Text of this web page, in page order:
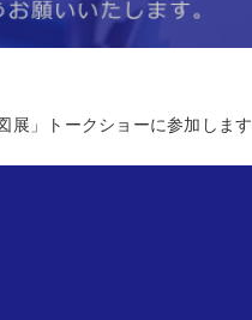
展」トークショーに参加します